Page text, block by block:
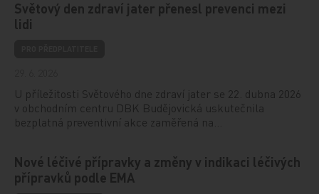
Světový den zdraví jater přenesl prevenci mezi
lidi
U příležitosti Světového dne zdraví jater se 22. dubna 2026
v obchodním centru DBK Budějovická uskutečnila
bezplatná preventivní akce zaměřená na…
Nové léčivé přípravky a změny v indikaci léčivých
přípravků podle EMA